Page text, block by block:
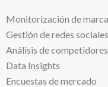
Monitorización de marca
Gestión de redes sociales
Análisis de competidores
Data Insights
Encuestas de mercado